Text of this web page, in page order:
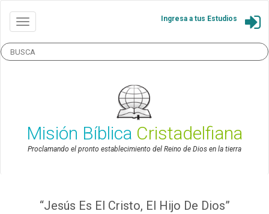
Ingresa a tus Estudios
Misión Bíblica Cristadelfiana
Proclamando el pronto establecimiento del Reino de Dios en la tierra
“Jesús Es El Cristo, El Hijo De Dios”